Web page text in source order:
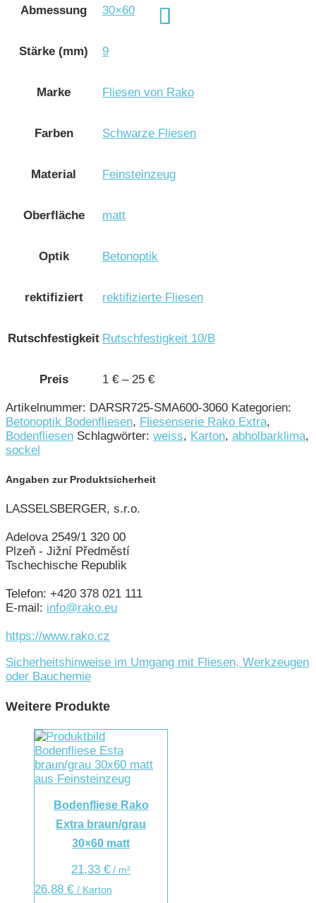
Abmessung 30×60
Stärke (mm) 9
Marke Fliesen von Rako
Farben Schwarze Fliesen
Material Feinsteinzeug
Oberfläche matt
Optik Betonoptik
rektifiziert rektifizierte Fliesen
Rutschfestigkeit Rutschfestigkeit 10/B
Preis 1 € – 25 €
Artikelnummer: DARSR725-SMA600-3060 Kategorien:
Betonoptik Bodenfliesen, Fliesenserie Rako Extra,
Bodenfliesen Schlagwörter: weiss, Karton, abholbarklima,
sockel
Angaben zur Produktsicherheit
LASSELSBERGER, s.r.o.
Adelova 2549/1 320 00
Plzeň - Jižní Předměstí
Tschechische Republik
Telefon: +420 378 021 111
E-mail: info@rako.eu
https://www.rako.cz
Sicherheitshinweise im Umgang mit Fliesen, Werkzeugen
oder Bauchemie
Weitere Produkte
Bodenfliese Rako
Extra braun/grau
30×60 matt
21,33€ / m²
26,88 € / Karton